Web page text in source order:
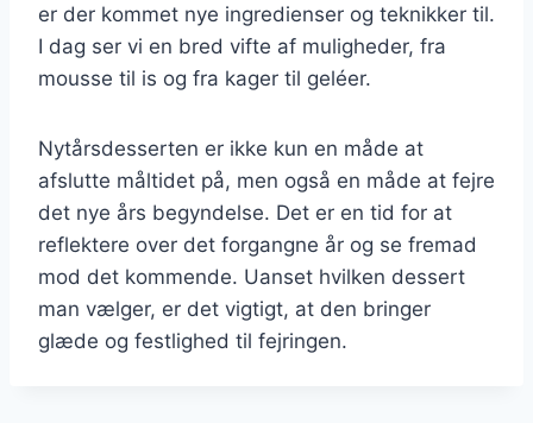
er der kommet nye ingredienser og teknikker til.
I dag ser vi en bred vifte af muligheder, fra
mousse til is og fra kager til geléer.
Nytårsdesserten er ikke kun en måde at
afslutte måltidet på, men også en måde at fejre
det nye års begyndelse. Det er en tid for at
reflektere over det forgangne år og se fremad
mod det kommende. Uanset hvilken dessert
man vælger, er det vigtigt, at den bringer
glæde og festlighed til fejringen.